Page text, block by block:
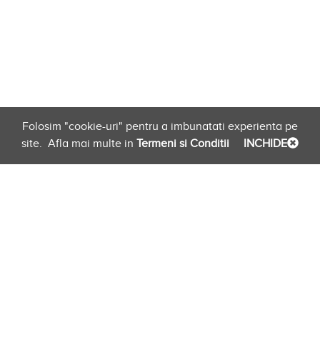
Folosim "cookie-uri" pentru a imbunatati experienta pe
site. Afla mai multe in Termeni si Conditii INCHIDE